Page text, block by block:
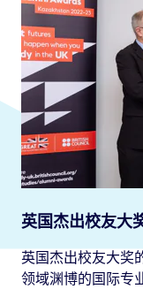
英国杰出校友大
英国杰出校友大奖
领域渊博的国际专